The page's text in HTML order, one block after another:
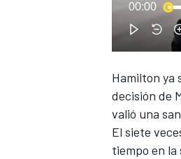
00:00
Hamilton ya
decisión de
valió una
El siete
tiempo en la